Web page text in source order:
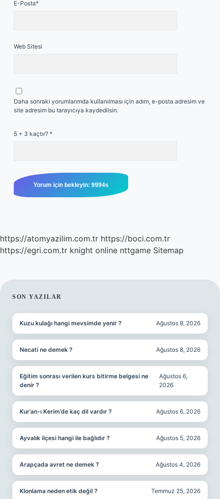
E-Posta*
Web Sitesi
Daha sonraki yorumlarımda kullanılması için adım, e-posta adresim ve
site adresim bu tarayıcıya kaydedilsin.
5 + 3 kaçtır? *
https://atomyazilim.com.tr https://boci.com.tr
https://egri.com.tr knight online nttgame Sitemap
SIDEBAR
SON YAZILAR
Kuzu kulağı hangi mevsimde yenir ? Ağustos 8, 2026
Necati ne demek ? Ağustos 8, 2026
Eğitim sonrası verilen kurs bitirme belgesi ne
denir ?
Ağustos 6,
2026
Kur’an-ı Kerim’de kaç dil vardır ? Ağustos 6, 2026
Ayvalık ilçesi hangi ile bağlıdır ? Ağustos 5, 2026
Arapçada avret ne demek ? Ağustos 4, 2026
Klonlama neden etik değil ? Temmuz 25, 2026